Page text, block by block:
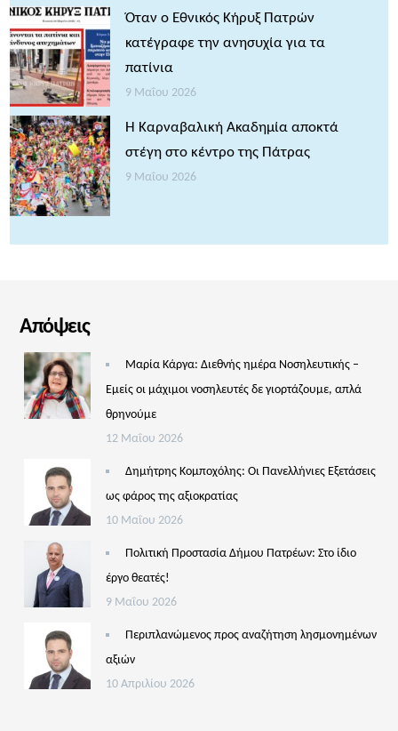
Όταν ο Εθνικός Κήρυξ Πατρών
κατέγραφε την ανησυχία για τα
πατίνια
9 Μαΐου 2026
Η Καρναβαλική Ακαδημία αποκτά
στέγη στο κέντρο της Πάτρας
9 Μαΐου 2026
Απόψεις
Μαρία Κάργα: Διεθνής ημέρα Νοσηλευτικής –
Εμείς οι μάχιμοι νοσηλευτές δε γιορτάζουμε, απλά
θρηνούμε
12 Μαΐου 2026
Δημήτρης Κομποχόλης: Οι Πανελλήνιες Εξετάσεις
ως φάρος της αξιοκρατίας
10 Μαΐου 2026
Πολιτική Προστασία Δήμου Πατρέων: Στο ίδιο
έργο θεατές!
9 Μαΐου 2026
Περιπλανώμενος προς αναζήτηση λησμονημένων
αξιών
10 Απριλίου 2026